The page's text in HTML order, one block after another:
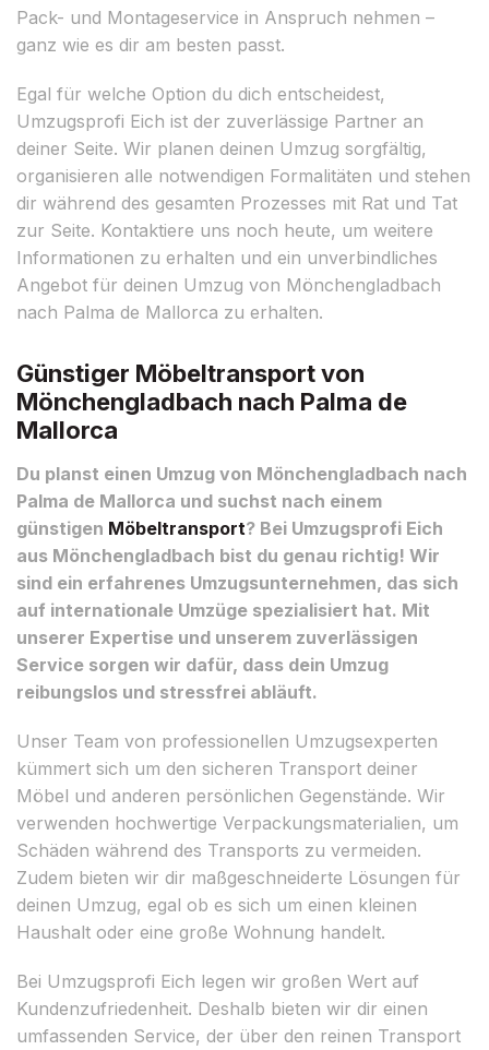
Pack- und Montageservice in Anspruch nehmen –
ganz wie es dir am besten passt.
Egal für welche Option du dich entscheidest,
Umzugsprofi Eich ist der zuverlässige Partner an
deiner Seite. Wir planen deinen Umzug sorgfältig,
organisieren alle notwendigen Formalitäten und stehen
dir während des gesamten Prozesses mit Rat und Tat
zur Seite. Kontaktiere uns noch heute, um weitere
Informationen zu erhalten und ein unverbindliches
Angebot für deinen Umzug von Mönchengladbach
nach Palma de Mallorca zu erhalten.
Günstiger Möbeltransport von
Mönchengladbach nach Palma de
Mallorca
Du planst einen Umzug von Mönchengladbach nach
Palma de Mallorca und suchst nach einem
günstigen Möbeltransport? Bei Umzugsprofi Eich
aus Mönchengladbach bist du genau richtig! Wir
sind ein erfahrenes Umzugsunternehmen, das sich
auf internationale Umzüge spezialisiert hat. Mit
unserer Expertise und unserem zuverlässigen
Service sorgen wir dafür, dass dein Umzug
reibungslos und stressfrei abläuft.
Unser Team von professionellen Umzugsexperten
kümmert sich um den sicheren Transport deiner
Möbel und anderen persönlichen Gegenstände. Wir
verwenden hochwertige Verpackungsmaterialien, um
Schäden während des Transports zu vermeiden.
Zudem bieten wir dir maßgeschneiderte Lösungen für
deinen Umzug, egal ob es sich um einen kleinen
Haushalt oder eine große Wohnung handelt.
Bei Umzugsprofi Eich legen wir großen Wert auf
Kundenzufriedenheit. Deshalb bieten wir dir einen
umfassenden Service, der über den reinen Transport